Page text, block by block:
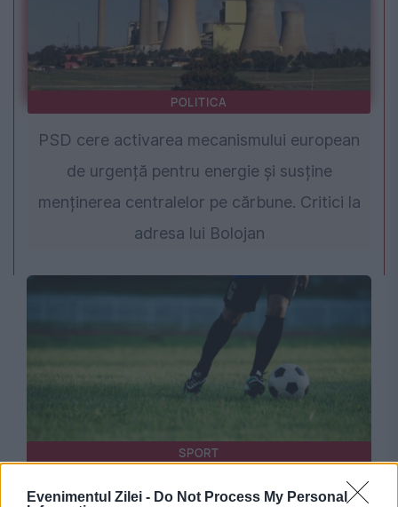
Evenimentul Zilei - Do Not Process My Personal
POLITICA
PSD cere activarea mecanismului european
de urgență pentru energie și susține
menținerea centralelor pe cărbune. Critici la
adresa lui Bolojan
SPORT
Lovitură pe piața transferurilor: Un